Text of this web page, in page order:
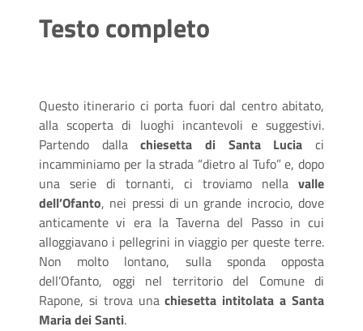
Testo completo
Questo itinerario ci porta fuori dal centro abitato,
alla scoperta di luoghi incantevoli e suggestivi.
Partendo dallachiesetta di Santa Lucia ci
incamminiamo per la strada “dietro al Tufo” e, dopo
una serie di tornanti, ci troviamo nella valle
dell’Ofanto, nei pressi di un grande incrocio, dove
anticamente vi era la Taverna del Passo in cui
alloggiavano i pellegrini in viaggio per queste terre.
Non molto lontano, sulla sponda opposta
dell’Ofanto, oggi nel territorio del Comune di
Rapone, si trova unachiesetta intitolata a Santa
Maria dei Santi.